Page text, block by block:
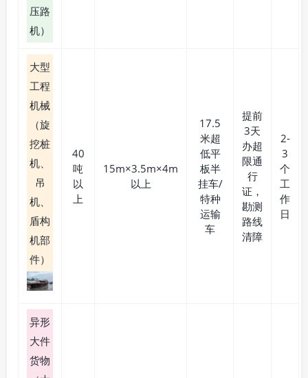
压路
机）
大型
工程
机械
（旋
挖桩
机、
吊
机、
盾构
机部
件）
40
吨
以
上
15m×3.5m×4m
以上
17.5
米超
低平
板半
挂车/
特种
运输
车
提前
3天
办超
限通
行
证，
勘测
路线
清障
2-
3
个
工
作
日
异形
大件
货物